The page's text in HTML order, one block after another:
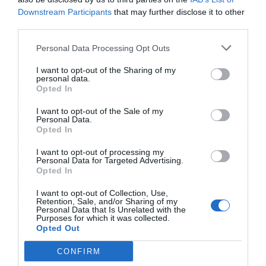
Downstream Participants that may further disclose it to other
Personal Data Processing Opt Outs
I want to opt-out of the Sharing of my
personal data.
Opted In
I want to opt-out of the Sale of my
Personal Data.
Opted In
I want to opt-out of processing my
Personal Data for Targeted Advertising.
Opted In
I want to opt-out of Collection, Use,
Retention, Sale, and/or Sharing of my
Personal Data that Is Unrelated with the
Purposes for which it was collected.
Opted Out
CONFIRM
23 δολάρια, με ένα αναμνηστικό
κύπελλο
Παρά το γεγονός ότι το ποτό γίνεται όλο και πιο
ακριβό – η τιμή του Honey Deuce έχει αυξηθεί
τέσσερις φορές τα τελευταία πέντε χρόνια, ενώ
– αυτό δεν έχει σταματήσει τις πωλήσεις.
Η Azqueta πιστώνει μέρος της αύξησης στην
αποκλειστικότητά του, επειδή είναι διαθέσιμο
Εγγραφή στο
και την πολιτική απορρήτου